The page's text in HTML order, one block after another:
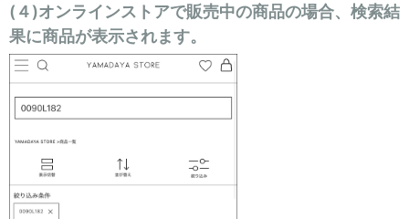
(４)オンラインストアで販売中の商品の場合、検索結
果に商品が表示されます。